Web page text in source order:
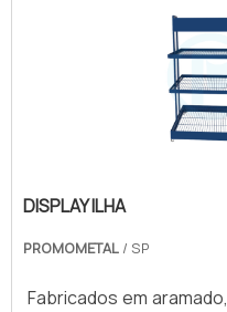
resistência
totalmente cromada
garante a sua proteção
DISPLAY ILHA
PROMOMETAL / SP
Fabricados em